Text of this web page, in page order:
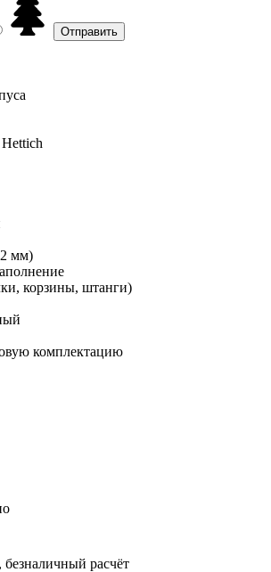
мм)
корзины, штанги)
комплектацию
расчёт